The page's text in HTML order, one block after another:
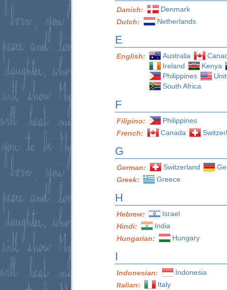
Danish:
Denmark
Dutch:
Netherlands
E
English: Australia
Ireland
Kenya
Philippines
South Africa
F
Filipino:
Philippines
French:
Canada
G
German: Switzerland
Greek:
Greece
H
Hebrew:
Israel
Hindi:
India
Hungarian:
Hungary
I
Indonesian:
Indonesia
Italian:
Italy